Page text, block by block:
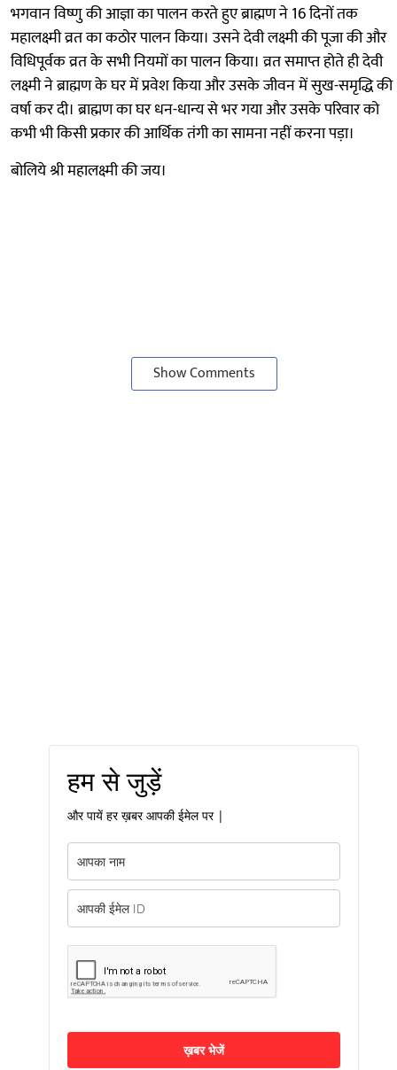
भगवान विष्णु की आज्ञा का पालन करते हुए ब्राह्मण ने 16 दिनों तक
महालक्ष्मी व्रत का कठोर पालन किया। उसने देवी लक्ष्मी की पूजा की और
विधिपूर्वक व्रत के सभी नियमों का पालन किया। व्रत समाप्त होते ही देवी
लक्ष्मी ने ब्राह्मण के घर में प्रवेश किया और उसके जीवन में सुख-समृद्धि की
वर्षा कर दी। ब्राह्मण का घर धन-धान्य से भर गया और उसके परिवार को
कभी भी किसी प्रकार की आर्थिक तंगी का सामना नहीं करना पड़ा।
बोलिये श्री महालक्ष्मी की जय।
Show Comments
हम से जुड़ें
और पायें हर ख़बर आपकी ईमेल पर |
ख़बर भेजें